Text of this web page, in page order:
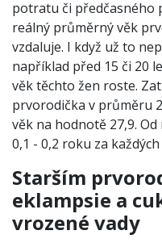
potratu či předčasného
reálný průměrný věk
vzdaluje. I když už to
například před 15 či 20
věk těchto žen roste.
prvorodička v průměru
věk na hodnotě 27,9.
0,1 - 0,2 roku za každých
Starším
eklampsie a
vrozené vady